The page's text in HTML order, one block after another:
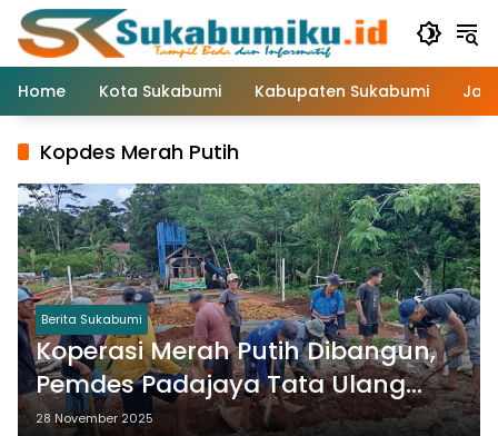
Langsung
konten
Home
Kota Sukabumi Kabupaten Sukabumi
Kopdes Merah Putih
Berita Sukabumi
Koperasi Merah Putih Dibangun,
Pemdes Padajaya Tata Ulang
Fasilitas Desa
28 November 2025